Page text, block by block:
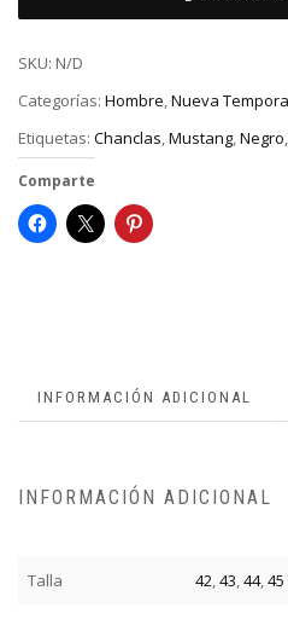
SKU: N/D
Categorías: Hombre,Nueva
Etiquetas: Chanclas,Mustang,Negro,
Comparte
INFORMACIÓN ADICIONAL
INFORMACIÓN ADICIONAL
Talla 42,43,44,45